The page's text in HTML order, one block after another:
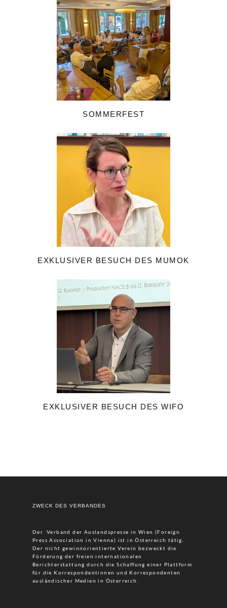
SOMMERFEST
EXKLUSIVER BESUCH DES MUMOK
EXKLUSIVER BESUCH DES WIFO
ZWECK DES VERBANDES
Der Verband der Auslandspresse in Wien (Foreign
Press Association in Vienna) ist in Österreich tätig.
Der nicht gewinnorientierte Verein bezweckt die
Förderung der freien internationalen
Berichterstattung durch die Schaffung einer Plattform
für die Korrespondentinnen und Korrespondenten
ausländischer Medien in Österreich.